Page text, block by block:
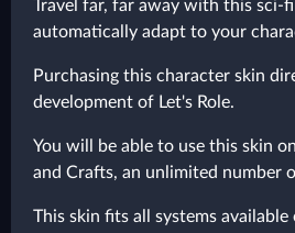
Travel far, far away with this sci-fi
automatically adapt to your
Purchasing this character skin
development of Let's Role.
You will be able to use this skin
and Crafts, an unlimited number
This skin fits all systems available